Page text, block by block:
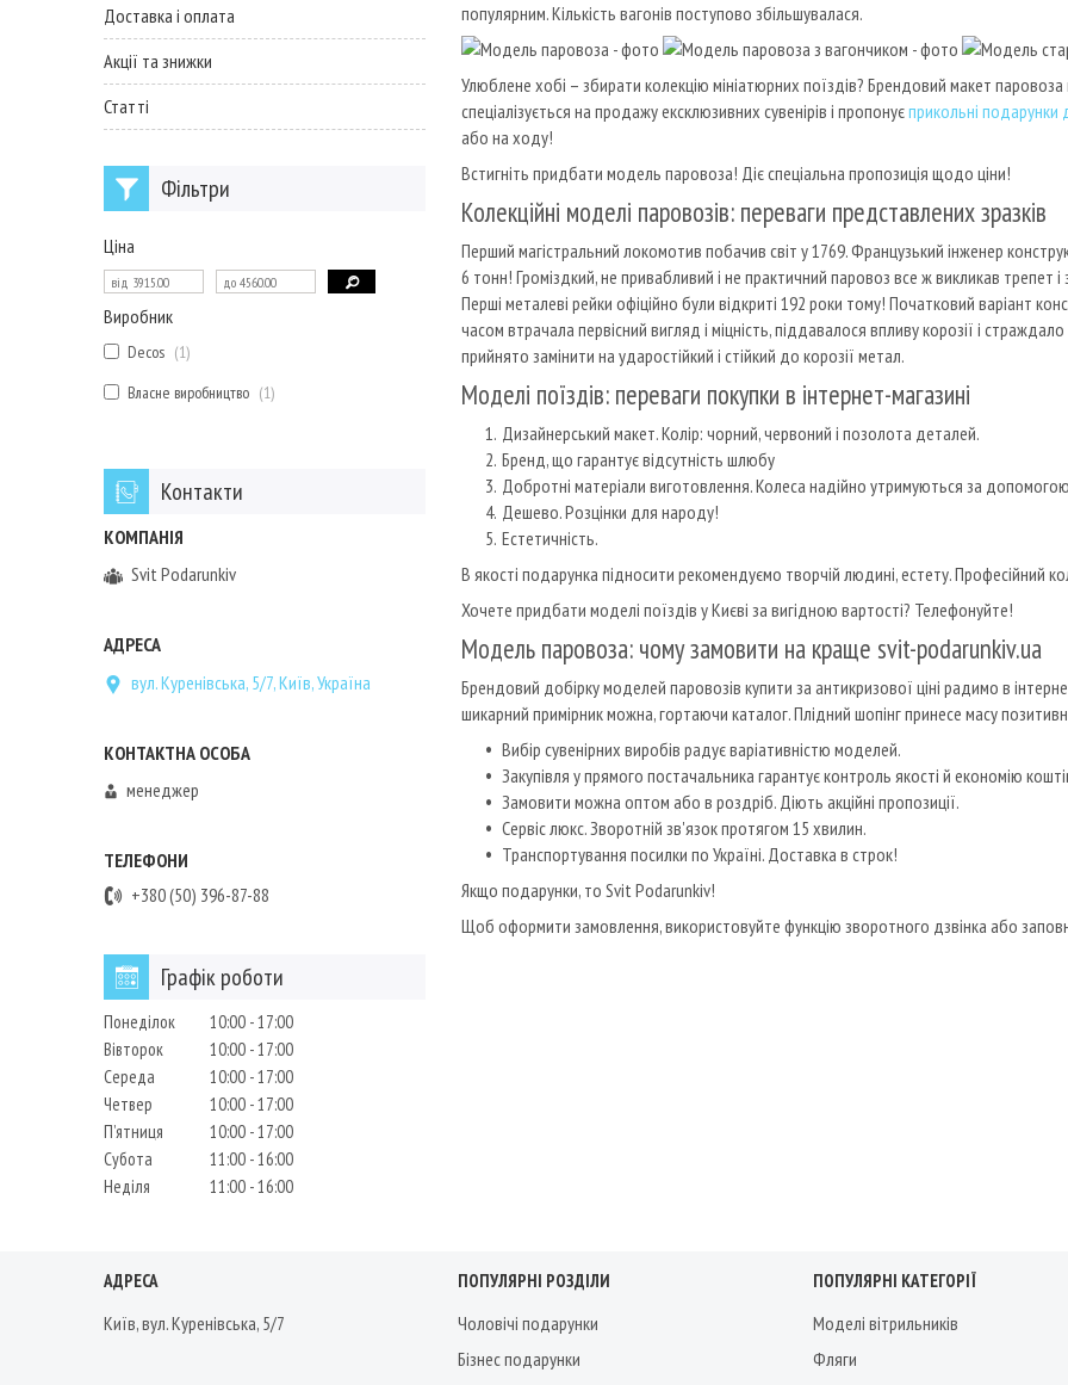
популярним. Кількість вагонів поступово збільшувалася.
Улюблене хобі – збирати колекцію мініатюрних поїздів? Брендовий макет
спеціалізується на продажу ексклюзивних сувенірів і пропонуєприкольні подарунки
або на ходу!
Встигніть придбати модель паровоза! Діє спеціальна пропозиція щодо ціни!
Колекційні моделі паровозів: переваги представлених зразків
Перший магістральний локомотив побачив світ у 1769. Французький інженер
6 тонн! Громіздкий, не привабливий і не практичний паровоз все ж викликав трепет і
Перші металеві рейки офіційно були відкриті 192 роки тому! Початковий варіант
часом втрачала первісний вигляд і міцність, піддавалося впливу корозії і страждало
прийнято замінити на ударостійкий і стійкий до корозії метал.
Моделі поїздів: переваги покупки в інтернет-магазині
Дизайнерський макет. Колір: чорний, червоний і позолота деталей.
Бренд, що гарантує відсутність шлюбу
Добротні матеріали виготовлення. Колеса надійно утримуються за
Дешево. Розцінки для народу!
Естетичність.
В якості подарунка підносити рекомендуємо творчій людині, естету. Професійний
Хочете придбати моделі поїздів у Києві за вигідною вартості? Телефонуйте!
Модель паровоза: чому замовити на краще svit-podarunkiv.ua
Брендовий добірку моделей паровозів купити за антикризової ціні радимо в
шикарний примірник можна, гортаючи каталог. Плідний шопінг принесе масу
Вибір сувенірних виробів радує варіативністю моделей.
Закупівля у прямого постачальника гарантує контроль якості й економію
Замовити можна оптом або в роздріб. Діють акційні пропозиції.
Сервіс люкс. Зворотній зв'язок протягом 15 хвилин.
Транспортування посилки по Україні. Доставка в строк!
Якщо подарунки, то Svit Podarunkiv!
Щоб оформити замовлення, використовуйте функцію зворотного дзвінка або
Доставка і оплата
Акції та знижки
Статті
Фільтри
Ціна
Виробник
Decos
1
Власне виробництво
1
Контакти
Svit Podarunkiv
вул. Куренівська, 5/7, Київ, Україна
менеджер
+380 (50) 396-87-88
Графік роботи
Понеділок 10:00 17:00
Вівторок
10:00 17:00
Середа
10:00 17:00
Четвер
10:00 17:00
Пʼятниця
10:00 17:00
Субота
11:00 16:00
Неділя
11:00 16:00
АДРЕСА
Київ, вул. Куренівська, 5/7
ПОПУЛЯРНІ РОЗДІЛИ
Чоловічі подарунки
Бізнес подарунки
ПОПУЛЯРНІ КАТЕГОРІЇ
Моделі вітрильників
Фляги